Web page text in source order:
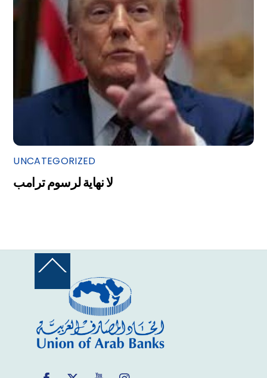
UNCATEGORIZED
لا نهاية لرسوم ترامب
Back
Top
Facebook
Twitter YouTube